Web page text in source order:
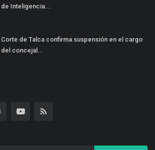
de Inteligencia...
Corte de Talca confirma suspensión en el cargo
del concejal...